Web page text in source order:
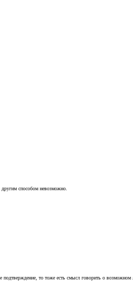
способом невозможно.
то тоже есть смысл говорить о возможном